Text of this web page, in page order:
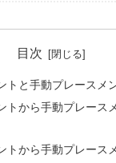
目次
トと手動プレースメ
トから手動プレース
トから手動プレース